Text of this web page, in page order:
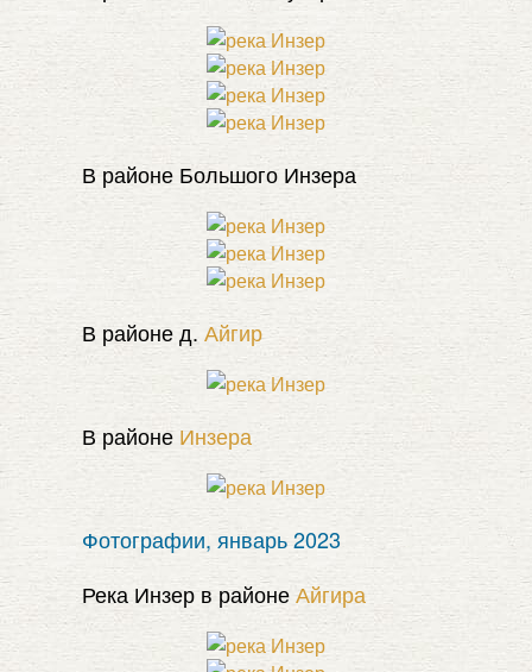
В районе Большого Инзера
В районе д. Айгир
В районе Инзера
Фотографии, январь 2023
Река Инзер в районеАйгира